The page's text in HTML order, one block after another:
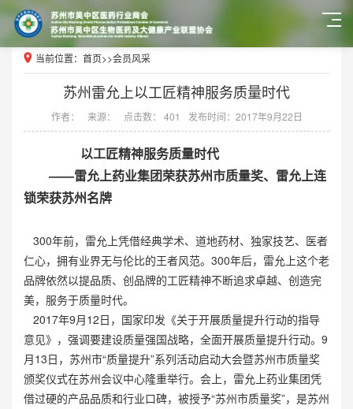
当前位置： 首页>>会员风采
苏州雷允上以工匠精神服务质量时代
作者： 来源： 点击数： 401 发布时间：2017年9月22日
以工匠精神服务质量时代
——雷允上药业集团荣获苏州市质量奖、雷允上连
锁荣获苏州名牌
300年前，雷允上凭借经典学术、道地药材、独家技艺、医者
仁心，拥有业界无与伦比的王者风范。300年后，雷允上这个老
品牌依然以提品质、创品牌的工匠精神不断追求卓越、创造完
美，服务于质量时代。
2017年9月12日，国家印发《关于开展质量提升行动的指导
意见》，强调要建设质量强国战略，全面开展质量提升行动。9
月13日，苏州市“质量提升”系列活动启动大会暨苏州市质量奖
颁奖仪式在苏州会议中心隆重举行。会上，雷允上药业集团凭
借过硬的产品品质和行业口碑，被授予“苏州市质量奖”，是苏州